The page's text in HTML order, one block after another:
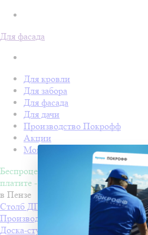
Для фасада
Для кровли
Для забора
Для фасада
Для дачи
Производство Покрофф
Акции
Монтаж
Беспроцентная рассрочка на 4
платите - потом!
в Пензе
Столб ДПК Grand Line 100х100мм
Производитель
Grand Line
Доска-ступень стартовая ДПК